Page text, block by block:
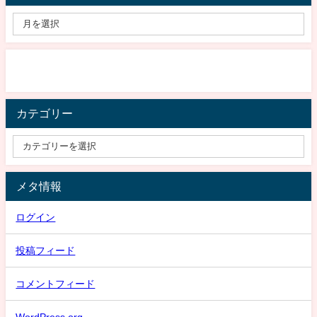
カテゴリー
メタ情報
ログイン
投稿フィード
コメントフィード